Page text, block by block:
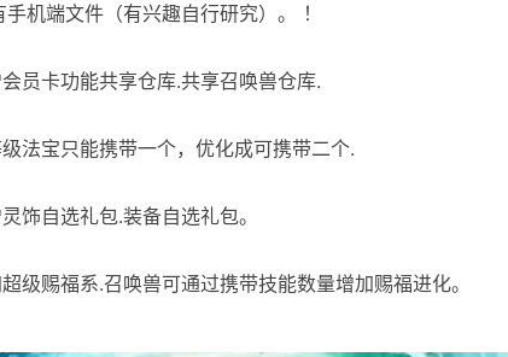
机端文件（有兴趣自行研究）。 ！
员卡功能共享仓库.共享召唤兽仓库.
法宝只能携带一个，优化成可携带二个.
饰自选礼包.装备自选礼包。
级赐福系.召唤兽可通过携带技能数量增加赐福进化。